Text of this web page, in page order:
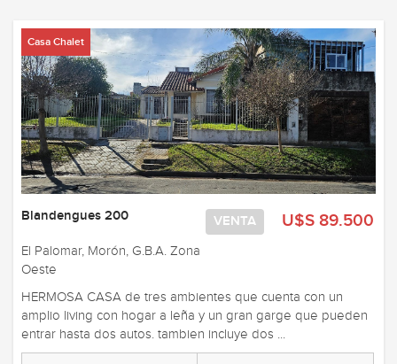
Casa Chalet
U$S 89.500
VENTA
Blandengues 200
El Palomar, Morón, G.B.A. Zona
Oeste
HERMOSA CASA de tres ambientes que cuenta con un
amplio living con hogar a leña y un gran garge que pueden
entrar hasta dos autos. tambien incluye dos ...